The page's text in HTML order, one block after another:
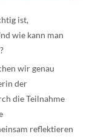
ist,
wie kann man
wir genau
der
die Teilnahme
reflektieren